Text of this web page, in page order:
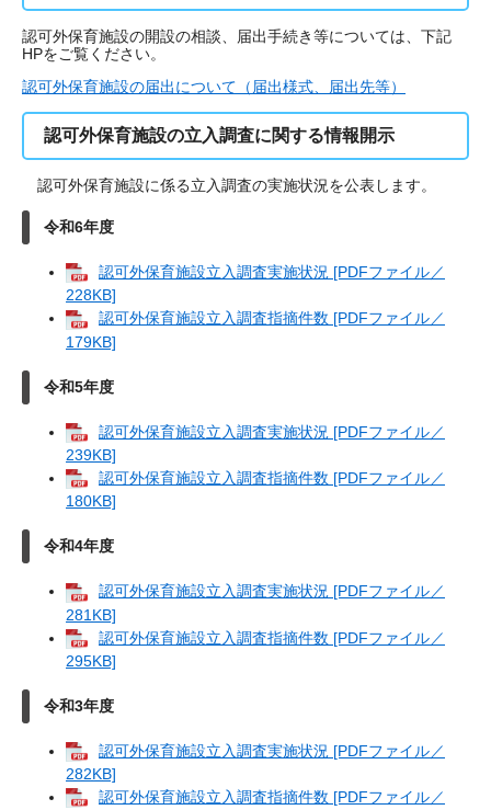
認可外保育施設の開設の相談、届出手続き等については、下記
HPをご覧ください。
認可外保育施設の届出について（届出様式、届出先等）
認可外保育施設の立入調査に関する情報開示
認可外保育施設に係る立入調査の実施状況を公表します。
令和6年度
認可外保育施設立入調査実施状況 [PDFファイル／
228KB]
認可外保育施設立入調査指摘件数 [PDFファイル／
179KB]
令和5年度
認可外保育施設立入調査実施状況 [PDFファイル／
239KB]
認可外保育施設立入調査指摘件数 [PDFファイル／
180KB]
令和4年度
認可外保育施設立入調査実施状況 [PDFファイル／
281KB]
認可外保育施設立入調査指摘件数 [PDFファイル／
295KB]
令和3年度
認可外保育施設立入調査実施状況 [PDFファイル／
282KB]
認可外保育施設立入調査指摘件数 [PDFファイル／